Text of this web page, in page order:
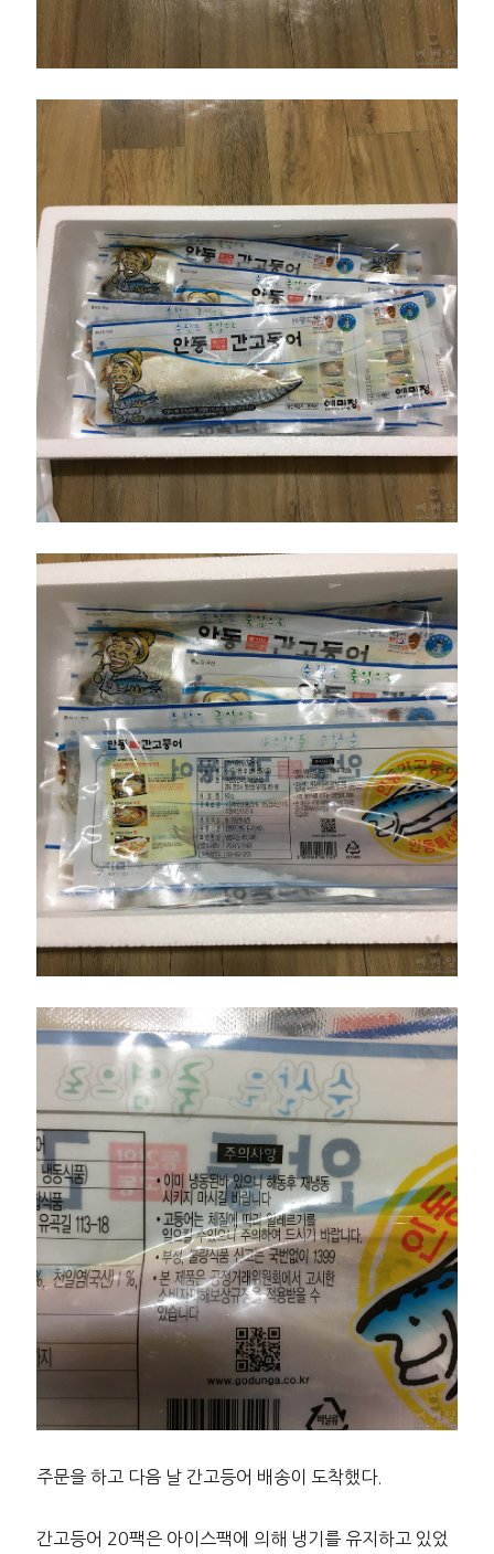
주문을 하고 다음 날 간고등어 배송이 도착했다.
간고등어 20팩은 아이스팩에 의해 냉기를 유지하고 있었